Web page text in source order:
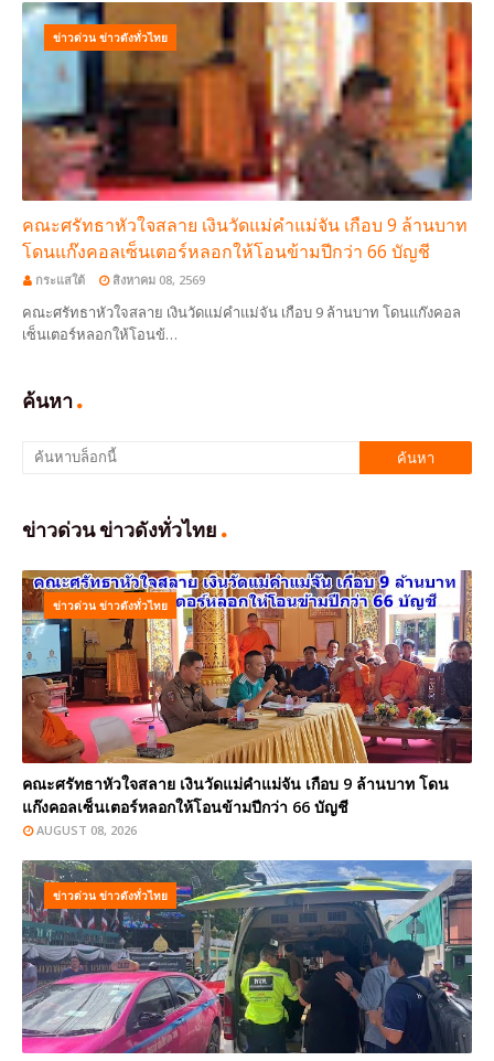
ข่าวด่วน ข่าวดังทั่วไทย
คณะศรัทธาหัวใจสลาย เงินวัดแม่คำแม่จัน เกือบ 9 ล้านบาท
โดนแก๊งคอลเซ็นเตอร์หลอกให้โอนข้ามปีกว่า 66 บัญชี
กระแสใต้ สิงหาคม 08, 2569
คณะศรัทธาหัวใจสลาย เงินวัดแม่คำแม่จัน เกือบ 9 ล้านบาท โดนแก๊งคอล
เซ็นเตอร์หลอกให้โอนข้…
ค้นหา
ข่าวด่วน ข่าวดังทั่วไทย
ข่าวด่วน ข่าวดังทั่วไทย
คณะศรัทธาหัวใจสลาย เงินวัดแม่คำแม่จัน เกือบ 9 ล้านบาท โดน
แก๊งคอลเซ็นเตอร์หลอกให้โอนข้ามปีกว่า 66 บัญชี
AUGUST 08, 2026
ข่าวด่วน ข่าวดังทั่วไทย